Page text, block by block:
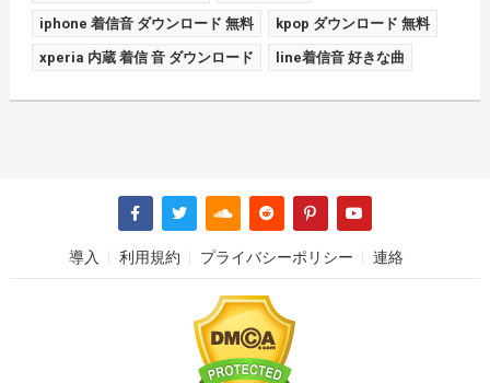
iphone 着信音 ダウンロード 無料 kpop ダウンロード 無料
xperia 内蔵 着信 音 ダウンロード line着信音 好きな曲
導入 利用規約 プライバシーポリシー 連絡